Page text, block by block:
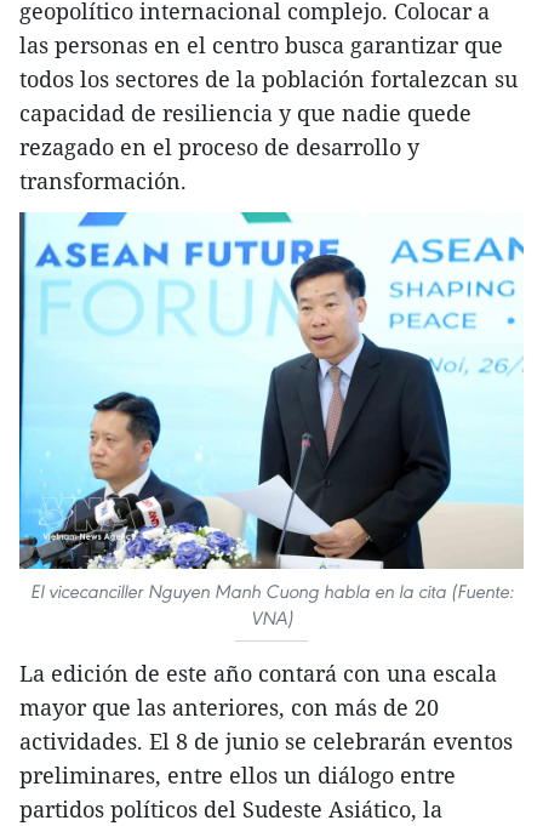
geopolítico internacional complejo. Colocar a
las personas en el centro busca garantizar que
todos los sectores de la población fortalezcan su
capacidad de resiliencia y que nadie quede
rezagado en el proceso de desarrollo y
transformación.
El vicecanciller Nguyen Manh Cuong habla en la cita (Fuente:
VNA)
La edición de este año contará con una escala
mayor que las anteriores, con más de 20
actividades. El 8 de junio se celebrarán eventos
preliminares, entre ellos un diálogo entre
partidos políticos del Sudeste Asiático, la